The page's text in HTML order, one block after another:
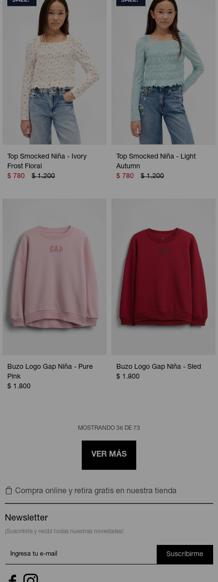
Top Smocked Niña - Ivory
Frost Floral
$ 780 $ 1.200
Top Smocked Niña - Light
Autumn
$ 780 $ 1.200
Buzo Logo Gap Niña - Pure
Pink
$ 1.800
Buzo Logo Gap Niña - Sled
$ 1.800
MOSTRANDO 36 DE 73
VER MÁS
Compra online y retira gratis en nuestra tienda
Newsletter
¡Suscribite y recibí todas nuestras novedades!
Suscribirme